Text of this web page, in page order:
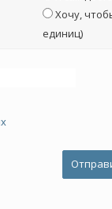
Хочу,
единиц)